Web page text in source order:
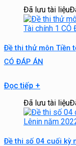
Đã lưu tài liệu
Đề thi thử môn Tiền
CÓ ĐÁP ÁN
Đọc tiếp +
Đã lưu tài liệu
Đề thi số 04 cuối kỳ